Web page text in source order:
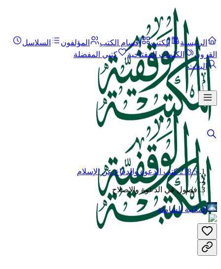
الرئيسية الكتب أقسام الكتب المؤلفون
السلاسل
القرون
الكلمات المفتاحية
كتبي المفضلة
البحث
218.5 كتب الدعوة والدفاع عن الإسلام
/
فصول في الدعوة والإصلاح
المكتبة الشاملة